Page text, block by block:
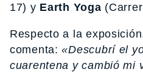
17) y Earth Yoga
Respecto a la
comenta:«Descubrí el
cuarentena y cambió mi